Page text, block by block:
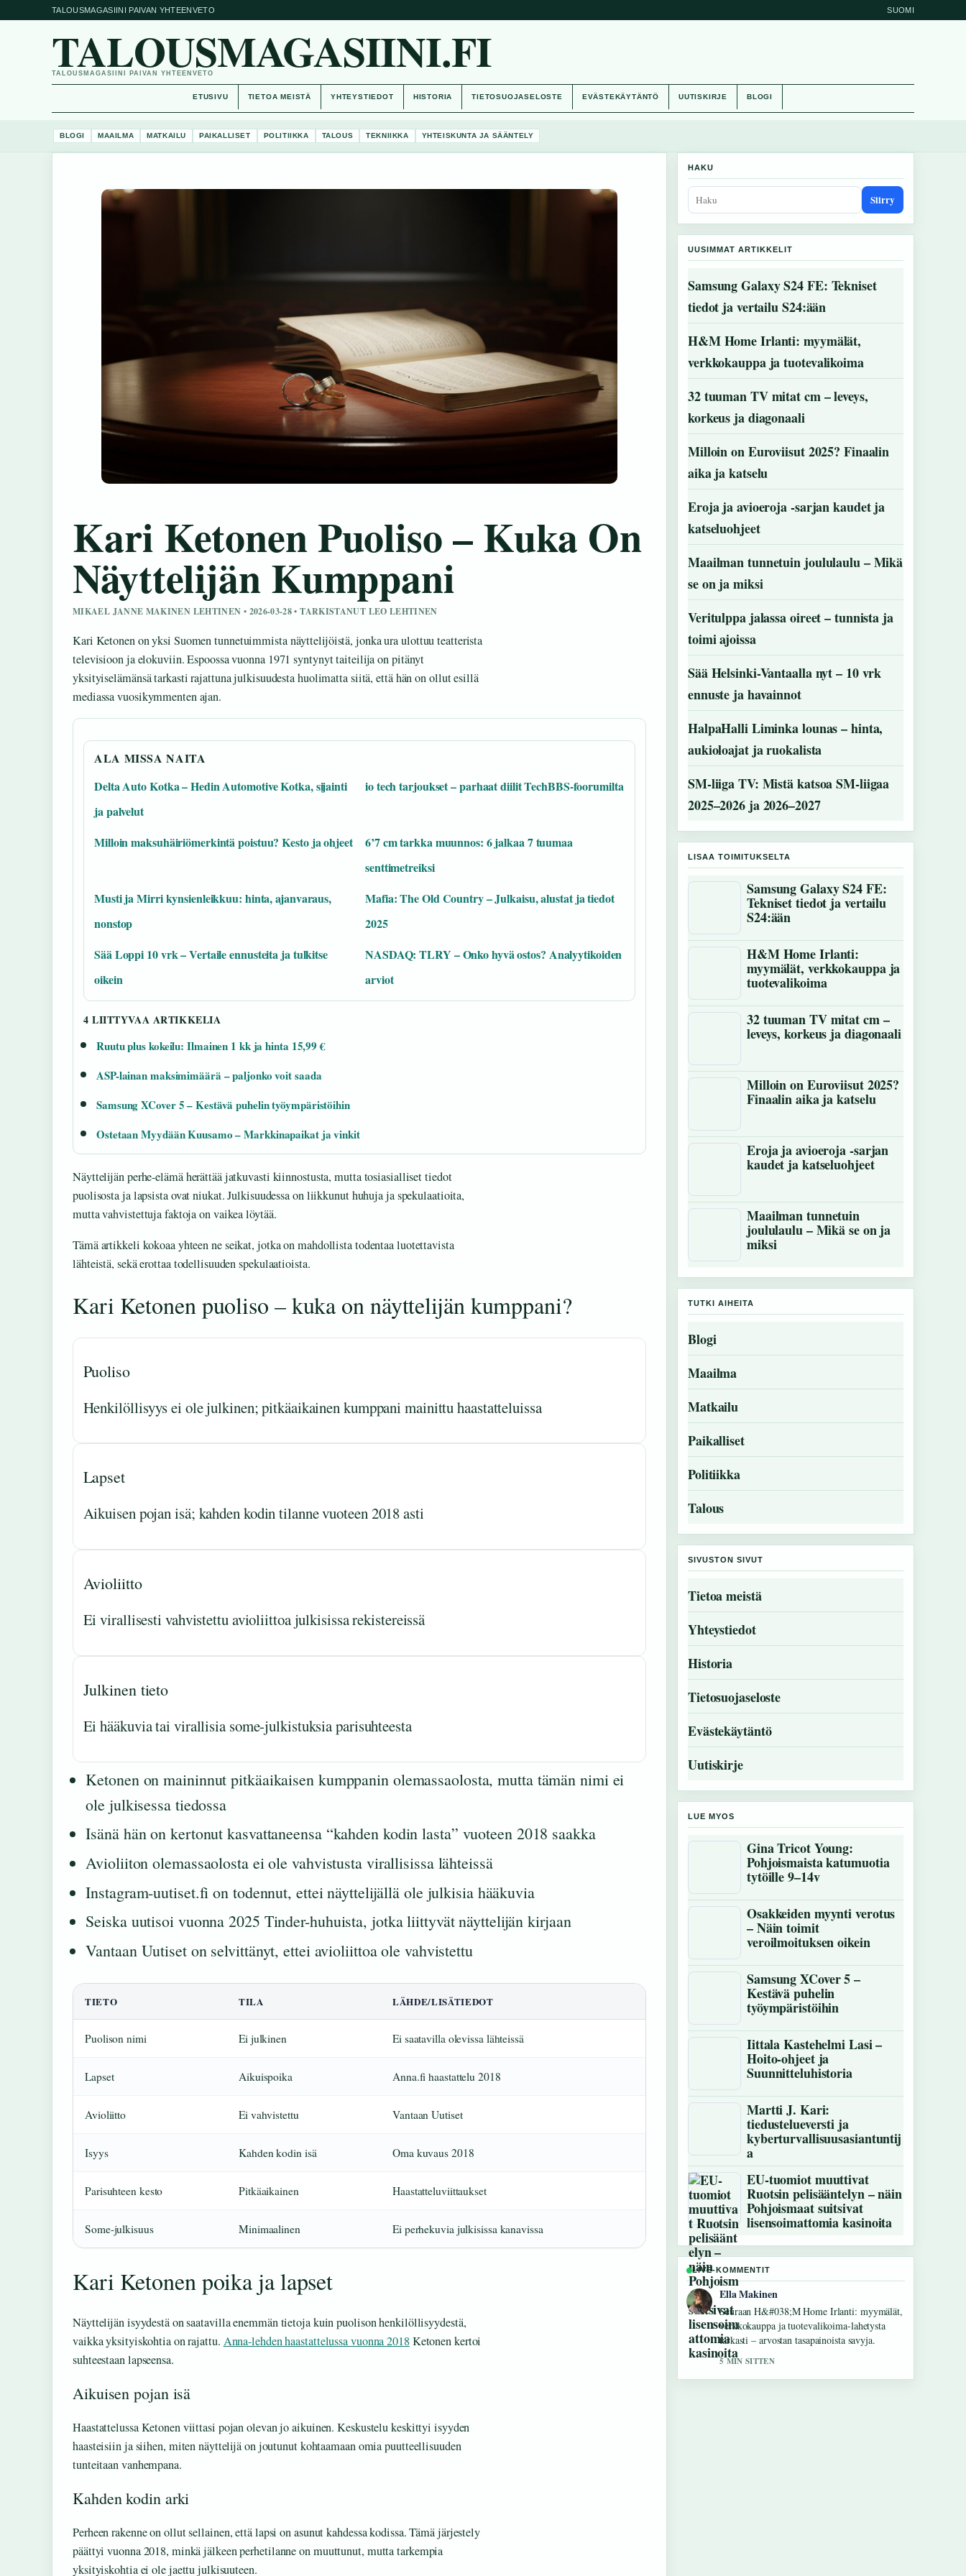
TALOUSMAGASIINI PAIVAN YHTEENVETO SUOMI
TALOUSMAGASIINI.FI
TALOUSMAGASIINI PAIVAN YHTEENVETO
ETUSIVU TIETOA MEISTÄ YHTEYSTIEDOT HISTORIA TIETOSUOJASELOSTE EVÄSTEKÄYTÄNTÖ UUTISKIRJE BLOGI
BLOGI MAAILMA MATKAILU PAIKALLISET POLITIIKKA TALOUS TEKNIIKKA YHTEISKUNTA JA SÄÄNTELY
Kari Ketonen Puoliso – Kuka On
Näyttelijän Kumppani
MIKAEL JANNE MAKINEN LEHTINEN • 2026-03-28 • TARKISTANUT LEO LEHTINEN
Kari Ketonen on yksi Suomen tunnetuimmista näyttelijöistä, jonka ura ulottuu teatterista
televisioon ja elokuviin. Espoossa vuonna 1971 syntynyt taiteilija on pitänyt
yksityiselämänsä tarkasti rajattuna julkisuudesta huolimatta siitä, että hän on ollut esillä
mediassa vuosikymmenten ajan.
ALA MISSA NAITA
Delta Auto Kotka – Hedin Automotive Kotka, sijainti
ja palvelut
io tech tarjoukset – parhaat diilit TechBBS-foorumilta
Milloin maksuhäiriömerkintä poistuu? Kesto ja ohjeet
6’7 cm tarkka muunnos: 6 jalkaa 7 tuumaa
senttimetreiksi
Musti ja Mirri kynsienleikkuu: hinta, ajanvaraus,
nonstop
Mafia: The Old Country – Julkaisu, alustat ja tiedot
2025
Sää Loppi 10 vrk – Vertaile ennusteita ja tulkitse
oikein
NASDAQ: TLRY – Onko hyvä ostos? Analyytikoiden
arviot
4 LIITTYVAA ARTIKKELIA
Ruutu plus kokeilu: Ilmainen 1 kk ja hinta 15,99 €
ASP-lainan maksimimäärä – paljonko voit saada
Samsung XCover 5 – Kestävä puhelin työympäristöihin
Ostetaan Myydään Kuusamo – Markkinapaikat ja vinkit
Näyttelijän perhe-elämä herättää jatkuvasti kiinnostusta, mutta tosiasialliset tiedot
puolisosta ja lapsista ovat niukat. Julkisuudessa on liikkunut huhuja ja spekulaatioita,
mutta vahvistettuja faktoja on vaikea löytää.
Tämä artikkeli kokoaa yhteen ne seikat, jotka on mahdollista todentaa luotettavista
lähteistä, sekä erottaa todellisuuden spekulaatioista.
Kari Ketonen puoliso – kuka on näyttelijän kumppani?
Puoliso
Henkilöllisyys ei ole julkinen; pitkäaikainen kumppani mainittu haastatteluissa
Lapset
Aikuisen pojan isä; kahden kodin tilanne vuoteen 2018 asti
Avioliitto
Ei virallisesti vahvistettu avioliittoa julkisissa rekistereissä
Julkinen tieto
Ei hääkuvia tai virallisia some-julkistuksia parisuhteesta
Ketonen on maininnut pitkäaikaisen kumppanin olemassaolosta, mutta tämän nimi ei
ole julkisessa tiedossa
Isänä hän on kertonut kasvattaneensa “kahden kodin lasta” vuoteen 2018 saakka
Avioliiton olemassaolosta ei ole vahvistusta virallisissa lähteissä
Instagram-uutiset.fi on todennut, ettei näyttelijällä ole julkisia hääkuvia
Seiska uutisoi vuonna 2025 Tinder-huhuista, jotka liittyvät näyttelijän kirjaan
Vantaan Uutiset on selvittänyt, ettei avioliittoa ole vahvistettu
TIETO TILA LÄHDE/LISÄTIEDOT
Puolison nimi Ei julkinen Ei saatavilla olevissa lähteissä
Lapset Aikuispoika Anna.fi haastattelu 2018
Avioliitto Ei vahvistettu Vantaan Uutiset
Isyys Kahden kodin isä Oma kuvaus 2018
Parisuhteen kesto Pitkäaikainen Haastatteluviittaukset
Some-julkisuus Minimaalinen Ei perhekuvia julkisissa kanavissa
Kari Ketonen poika ja lapset
Näyttelijän isyydestä on saatavilla enemmän tietoja kuin puolison henkilöllisyydestä,
vaikka yksityiskohtia on rajattu. Anna-lehden haastattelussa vuonna 2018Ketonen kertoi
suhteestaan lapseensa.
Aikuisen pojan isä
Haastattelussa Ketonen viittasi pojan olevan jo aikuinen. Keskustelu keskittyi isyyden
haasteisiin ja siihen, miten näyttelijä on joutunut kohtaamaan omia puutteellisuuden
tunteitaan vanhempana.
Kahden kodin arki
Perheen rakenne on ollut sellainen, että lapsi on asunut kahdessa kodissa. Tämä järjestely
päättyi vuonna 2018, minkä jälkeen perhetilanne on muuttunut, mutta tarkempia
yksityiskohtia ei ole jaettu julkisuuteen.
HAKU
Siirry
UUSIMMAT ARTIKKELIT
Samsung Galaxy S24 FE: Tekniset
tiedot ja vertailu S24:ään
H&M Home Irlanti: myymälät,
verkkokauppa ja tuotevalikoima
32 tuuman TV mitat cm – leveys,
korkeus ja diagonaali
Milloin on Euroviisut 2025? Finaalin
aika ja katselu
Eroja ja avioeroja -sarjan kaudet ja
katseluohjeet
Maailman tunnetuin joululaulu – Mikä
se on ja miksi
Veritulppa jalassa oireet – tunnista ja
toimi ajoissa
Sää Helsinki-Vantaalla nyt – 10 vrk
ennuste ja havainnot
HalpaHalli Liminka lounas – hinta,
aukioloajat ja ruokalista
SM-liiga TV: Mistä katsoa SM-liigaa
2025–2026 ja 2026–2027
LISAA TOIMITUKSELTA
Samsung Galaxy S24 FE:
Tekniset tiedot ja vertailu
S24:ään
H&M Home Irlanti:
myymälät, verkkokauppa ja
tuotevalikoima
32 tuuman TV mitat cm –
leveys, korkeus ja diagonaali
Milloin on Euroviisut 2025?
Finaalin aika ja katselu
Eroja ja avioeroja -sarjan
kaudet ja katseluohjeet
Maailman tunnetuin
joululaulu – Mikä se on ja
miksi
TUTKI AIHEITA
Blogi
Maailma
Matkailu
Paikalliset
Politiikka
Talous
SIVUSTON SIVUT
Tietoa meistä
Yhteystiedot
Historia
Tietosuojaseloste
Evästekäytäntö
Uutiskirje
LUE MYOS
Gina Tricot Young:
Pohjoismaista katumuotia
tytöille 9–14v
Osakkeiden myynti verotus
– Näin toimit
veroilmoituksen oikein
Samsung XCover 5 –
Kestävä puhelin
työympäristöihin
Iittala Kastehelmi Lasi –
Hoito-ohjeet ja
Suunnitteluhistoria
Martti J. Kari:
tiedustelueversti ja
kyberturvallisuusasiantuntij
a
EU-tuomiot muuttivat
Ruotsin pelisääntelyn – näin
Pohjoismaat suitsivat
lisensoimattomia kasinoita
LIVE-KOMMENTIT
Joonas Kallio
Hyvaa taustoitusta aiheesta 32 tuuman TV
mitat cm – leveys,.... Pytkethan taman
livesaikeen ajan tasalla.
7 MIN SITTEN